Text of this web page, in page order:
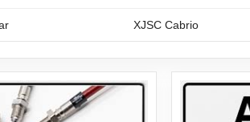
XJSC Cabrio